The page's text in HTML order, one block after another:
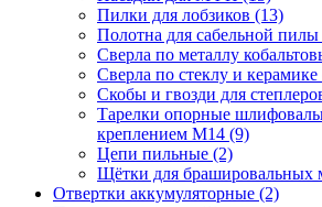
Пилки для лобзиков (13)
Полотна для сабельной пилы
Сверла по металлу
Сверла по стеклу и керамике
Скобы и гвозди для
Тарелки опорные
креплением М14 (9)
Цепи пильные (2)
Щётки для брашировальных
Отвертки аккумуляторные (2)